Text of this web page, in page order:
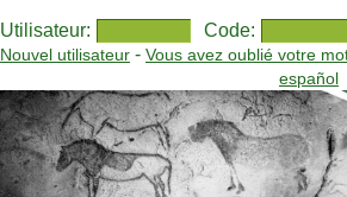
Utilisateur: Code:
Nouvel utilisateur - Vous avez oublié votre
español